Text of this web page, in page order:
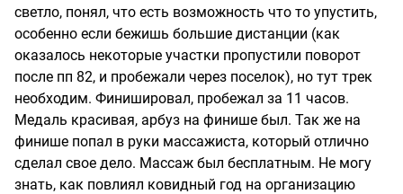
светло, понял, что есть возможность что то упустить,
особенно если бежишь большие дистанции (как
оказалось некоторые участки пропустили поворот
после пп 82, и пробежали через поселок), но тут трек
необходим. Финишировал, пробежал за 11 часов.
Медаль красивая, арбуз на финише был. Так же на
финише попал в руки массажиста, который отлично
сделал свое дело. Массаж был бесплатным. Не могу
знать, как повлиял ковидный год на организацию